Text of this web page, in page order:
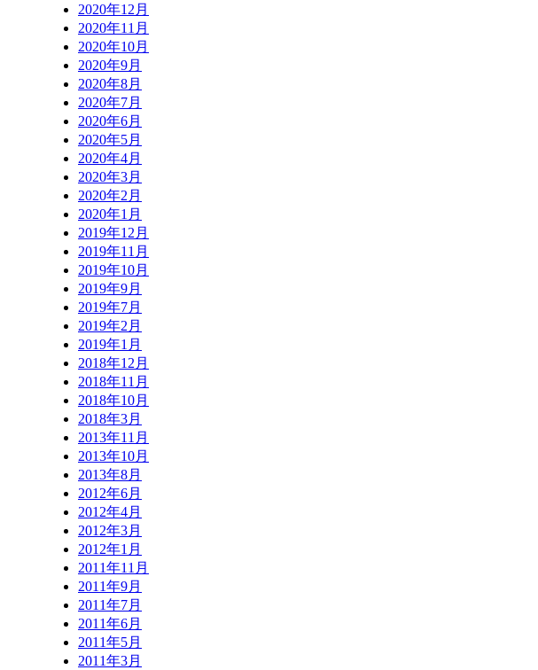
2020年12月
2020年11月
2020年10月
2020年9月
2020年8月
2020年7月
2020年6月
2020年5月
2020年4月
2020年3月
2020年2月
2020年1月
2019年12月
2019年11月
2019年10月
2019年9月
2019年7月
2019年2月
2019年1月
2018年12月
2018年11月
2018年10月
2018年3月
2013年11月
2013年10月
2013年8月
2012年6月
2012年4月
2012年3月
2012年1月
2011年11月
2011年9月
2011年7月
2011年6月
2011年5月
2011年3月